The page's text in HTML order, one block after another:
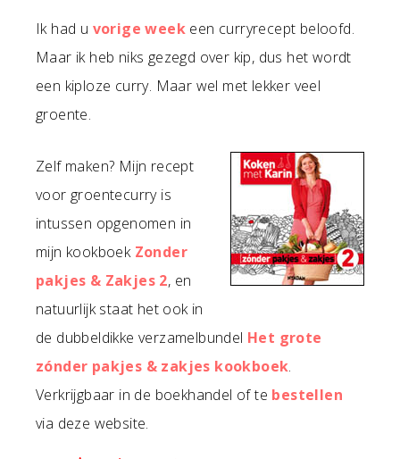
Ik had u vorige week een curryrecept beloofd.
Maar ik heb niks gezegd over kip, dus het wordt
een kiploze curry. Maar wel met lekker veel
groente.
Zelf maken? Mijn recept
voor groentecurry is
intussen opgenomen in
mijn kookboek Zonder
pakjes & Zakjes 2, en
natuurlijk staat het ook in
de dubbeldikke verzamelbundel Het grote
zónder pakjes & zakjes kookboek.
Verkrijgbaar in de boekhandel of te bestellen
via deze website.